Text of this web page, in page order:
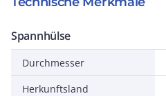
Spannhülse
Durchmesser
Herkunftsland